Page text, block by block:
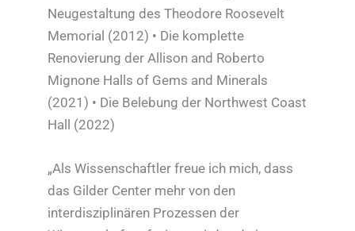
Neugestaltung des Theodore Roosevelt
Memorial (2012) • Die komplette
Renovierung der Allison and Roberto
Mignone Halls of Gems and Minerals
(2021) • Die Belebung der Northwest Coast
Hall (2022)
„Als Wissenschaftler freue ich mich, dass
das Gilder Center mehr von den
interdisziplinären Prozessen der